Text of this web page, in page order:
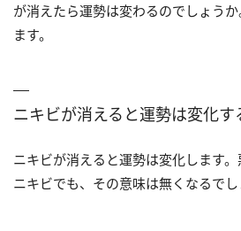
が消えたら運勢は変わるのでしょう
ます。
ニキビが消えると運勢は変化す
ニキビが消えると運勢は変化します
ニキビでも、その意味は無くなるでし